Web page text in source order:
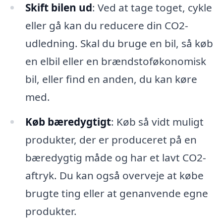
Skift bilen ud: Ved at tage toget, cykle
eller gå kan du reducere din CO2-
udledning. Skal du bruge en bil, så køb
en elbil eller en brændstoføkonomisk
bil, eller find en anden, du kan køre
med.
Køb bæredygtigt: Køb så vidt muligt
produkter, der er produceret på en
bæredygtig måde og har et lavt CO2-
aftryk. Du kan også overveje at købe
brugte ting eller at genanvende egne
produkter.